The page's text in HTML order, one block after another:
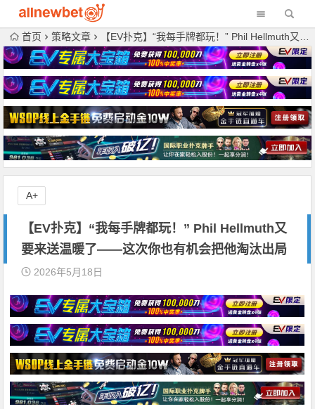
首页 策略文章 【EV扑克】“我每手牌都玩！” Phil Hellmuth又要来送温暖了——这次你也有机会把他淘汰出局
【EV扑克】“我每手牌都玩！” Phil Hellmuth又
要来送温暖了——这次你也有机会把他淘汰出局
2026年5月18日
A+